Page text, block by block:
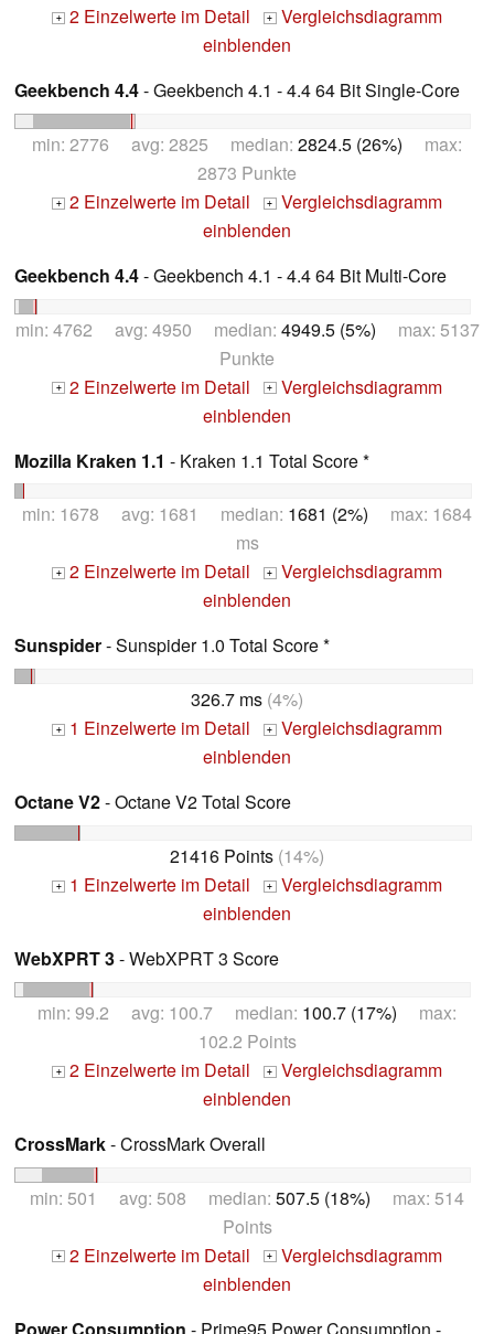
+ 2 Einzelwerte im Detail + Vergleichsdiagramm
einblenden
Geekbench 4.4- Geekbench 4.1 - 4.4 64 Bit Single-Core
min: 2776 avg: 2825 median: 2824.5 (26%) max:
2873 Punkte
+ 2 Einzelwerte im Detail + Vergleichsdiagramm
einblenden
Geekbench 4.4- Geekbench 4.1 - 4.4 64 Bit Multi-Core
min: 4762 avg: 4950 median: 4949.5 (5%) max: 5137
Punkte
+ 2 Einzelwerte im Detail + Vergleichsdiagramm
einblenden
Mozilla Kraken 1.1 - Kraken 1.1 Total Score *
min: 1678 avg: 1681 median: 1681 (2%) max: 1684
ms
+ 2 Einzelwerte im Detail + Vergleichsdiagramm
einblenden
Sunspider- Sunspider 1.0 Total Score *
326.7 ms (4%)
+ 1 Einzelwerte im Detail + Vergleichsdiagramm
einblenden
Octane V2- Octane V2 Total Score
21416 Points (14%)
+ 1 Einzelwerte im Detail + Vergleichsdiagramm
einblenden
WebXPRT 3- WebXPRT 3 Score
min: 99.2 avg: 100.7 median: 100.7 (17%) max:
102.2 Points
+ 2 Einzelwerte im Detail + Vergleichsdiagramm
einblenden
CrossMark- CrossMark Overall
min: 501 avg: 508 median: 507.5 (18%) max: 514
Points
+ 2 Einzelwerte im Detail + Vergleichsdiagramm
einblenden
Power Consumption - Prime95 Power Consumption -